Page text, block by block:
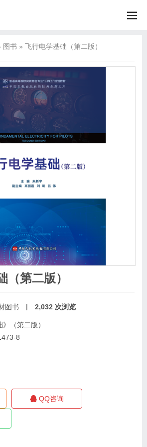
图书 » 飞行电学基础（第二版）
（第二版）
图书 | 2,032 次浏览
（第二版）
8
QQ咨询